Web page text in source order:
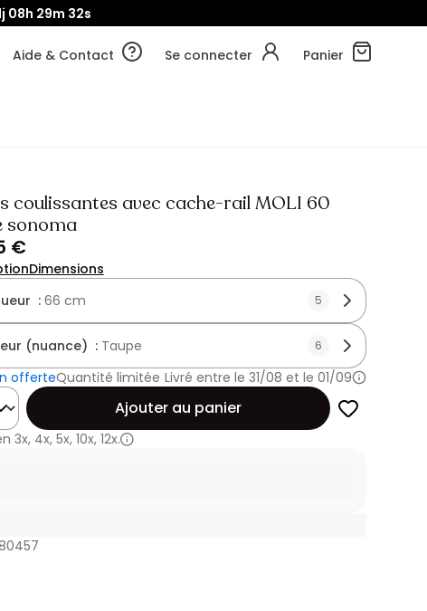
08h 29m 29s
Aide & Contact Se connecter Panier
coulissantes avec cache-rail MOLI 60
sonoma
€
Dimensions
:66 cm 5
(nuance) : Taupe 6
offerteQuantité limitée Livré entre le 31/08 et le 01/09
Ajouter au panier
3x, 4x, 5x, 10x, 12x.